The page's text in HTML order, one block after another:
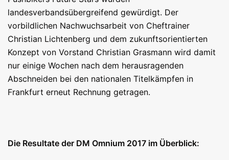
landesverbandsübergreifend gewürdigt. Der
vorbildlichen Nachwuchsarbeit von Cheftrainer
Christian Lichtenberg und dem zukunftsorientierten
Konzept von Vorstand Christian Grasmann wird damit
nur einige Wochen nach dem herausragenden
Abschneiden bei den nationalen Titelkämpfen in
Frankfurt erneut Rechnung getragen.
Die Resultate der DM Omnium 2017 im Überblick: